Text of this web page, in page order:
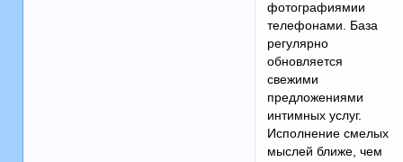
фотографиямии
телефонами. База
регулярно
обновляется
свежими
предложениями
интимных услуг.
Исполнение смелых
мыслей ближе, чем